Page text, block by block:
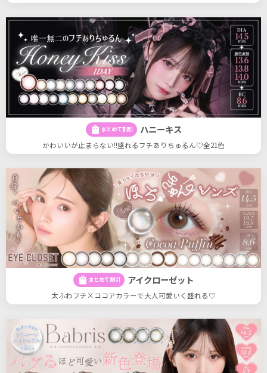
shopping_bag まとめて割引 ハニーキス
かわいいが止まらない!!盛れるフチありちゅるん♡全21色
shopping_bag まとめて割引 アイクローゼット
太ふわフチ×ココアカラーで大人可愛いく盛れる♡